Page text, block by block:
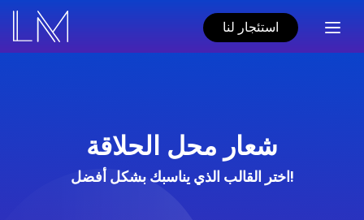
استئجار لنا
شعار محل الحلاقة
اختر القالب الذي يناسبك بشكل أفضل!